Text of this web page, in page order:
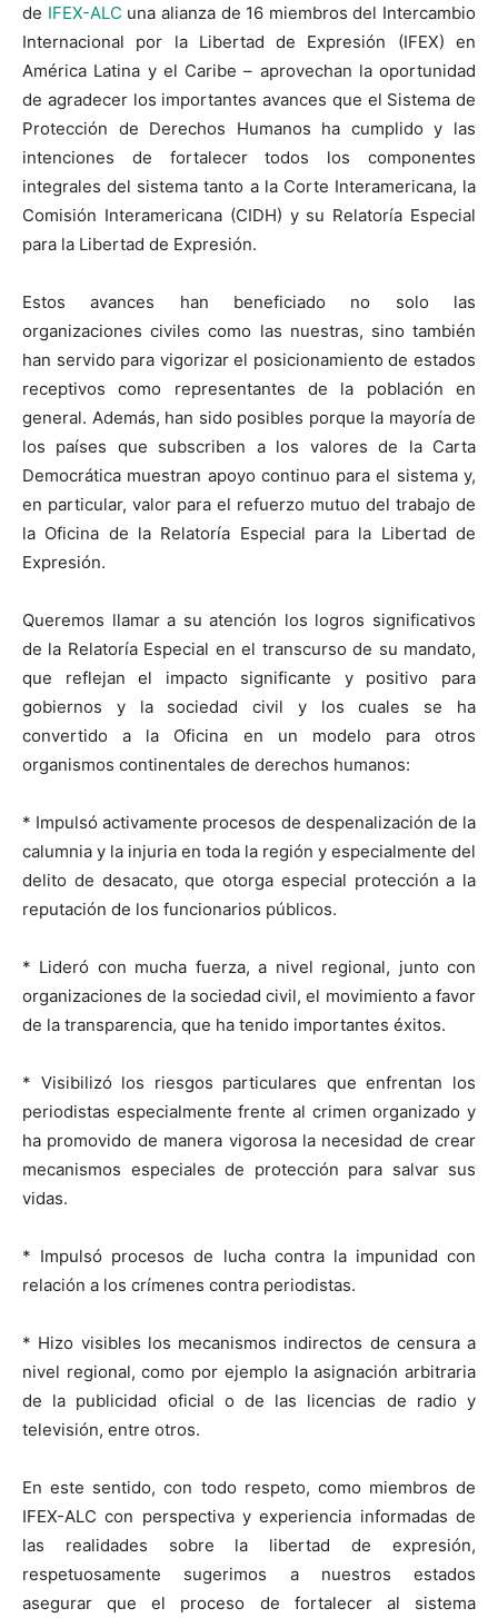
de IFEX-ALC una alianza de 16 miembros del Intercambio
Internacional por la Libertad de Expresión (IFEX) en
América Latina y el Caribe – aprovechan la oportunidad
de agradecer los importantes avances que el Sistema de
Protección de Derechos Humanos ha cumplido y las
intenciones de fortalecer todos los componentes
integrales del sistema tanto a la Corte Interamericana, la
Comisión Interamericana (CIDH) y su Relatoría Especial
para la Libertad de Expresión.
Estos avances han beneficiado no solo las
organizaciones civiles como las nuestras, sino también
han servido para vigorizar el posicionamiento de estados
receptivos como representantes de la población en
general. Además, han sido posibles porque la mayoría de
los países que subscriben a los valores de la Carta
Democrática muestran apoyo continuo para el sistema y,
en particular, valor para el refuerzo mutuo del trabajo de
la Oficina de la Relatoría Especial para la Libertad de
Expresión.
Queremos llamar a su atención los logros significativos
de la Relatoría Especial en el transcurso de su mandato,
que reflejan el impacto significante y positivo para
gobiernos y la sociedad civil y los cuales se ha
convertido a la Oficina en un modelo para otros
organismos continentales de derechos humanos:
* Impulsó activamente procesos de despenalización de la
calumnia y la injuria en toda la región y especialmente del
delito de desacato, que otorga especial protección a la
reputación de los funcionarios públicos.
* Lideró con mucha fuerza, a nivel regional, junto con
organizaciones de la sociedad civil, el movimiento a favor
de la transparencia, que ha tenido importantes éxitos.
* Visibilizó los riesgos particulares que enfrentan los
periodistas especialmente frente al crimen organizado y
ha promovido de manera vigorosa la necesidad de crear
mecanismos especiales de protección para salvar sus
vidas.
* Impulsó procesos de lucha contra la impunidad con
relación a los crímenes contra periodistas.
* Hizo visibles los mecanismos indirectos de censura a
nivel regional, como por ejemplo la asignación arbitraria
de la publicidad oficial o de las licencias de radio y
televisión, entre otros.
En este sentido, con todo respeto, como miembros de
IFEX-ALC con perspectiva y experiencia informadas de
las realidades sobre la libertad de expresión,
respetuosamente sugerimos a nuestros estados
asegurar que el proceso de fortalecer al sistema